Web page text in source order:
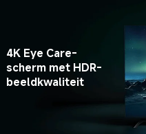
4K Eye Care-
scherm met HDR-
beeldkwaliteit